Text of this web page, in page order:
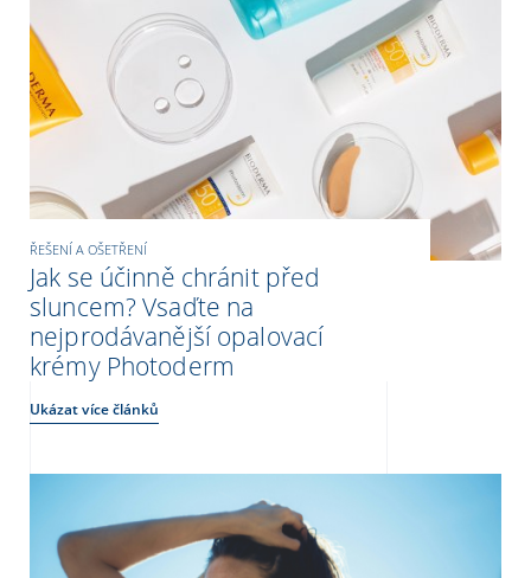
ŘEŠENÍ A OŠETŘENÍ
Jak se účinně chránit před
sluncem? Vsaďte na
nejprodávanější opalovací
krémy Photoderm
Ukázat více článků